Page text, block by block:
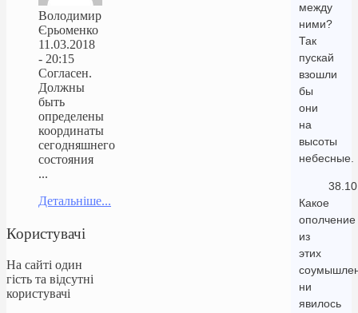
между
ними?
Так
пускай
взошли
бы
они
на
высоты
небесные.
38.10
Какое
ополчение
из
этих
ни
явилось
Володимир
Єрьоменко
11.03.2018
- 20:15
Согласен.
Должны
быть
определены
координаты
сегодняшнего
состояния
...
Детальніше...
Користувачі
На сайті один
гість та відсутні
користувачі